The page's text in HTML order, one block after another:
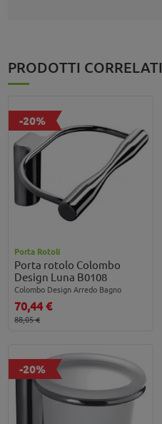
PRODOTTI CORRELATI
-20%
Porta Rotoli
Porta rotolo Colombo
Design Luna B0108
Colombo Design Arredo Bagno
70,44 €
88,05 €
-20%